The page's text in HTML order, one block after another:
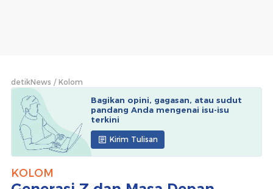
detikNews Kolom
Bagikan opini, gagasan, atau sudut
pandang Anda mengenai isu-isu
terkini
Kirim Tulisan
KOLOM